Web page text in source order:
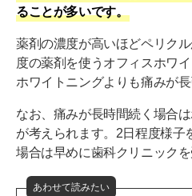
ることが多いです。
薬剤の濃度が高いほどペリク
度の薬剤を使うオフィスホワ
ホワイトニングよりも痛みが
なお、痛みが長時間続く場合
が考えられます。2日程度様子
場合は早めに歯科クリニックを
あわせて読みたい